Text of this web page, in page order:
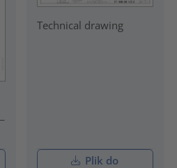
Technical drawing
Plik do